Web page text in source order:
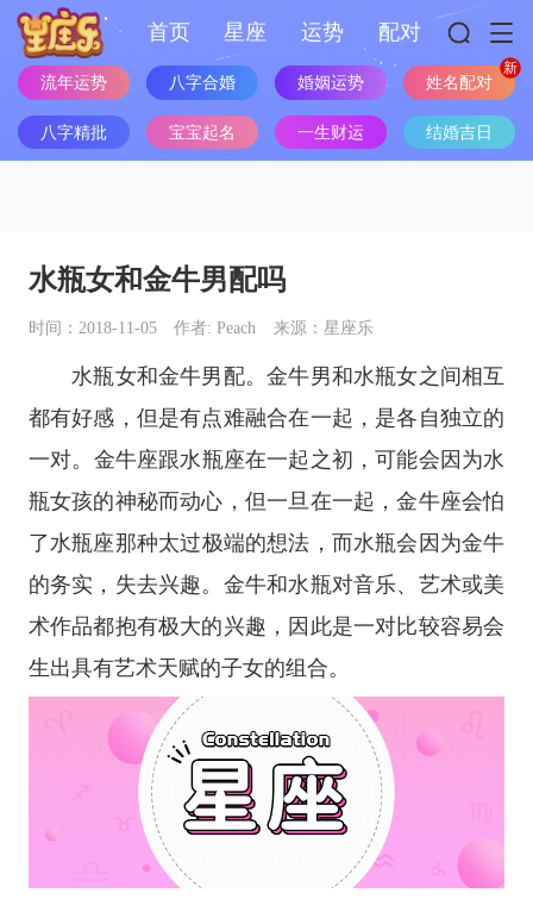
首页 星座 运势 配对
流年运势 八字合婚 婚姻运势 姓名配对
八字精批 宝宝起名 一生财运 结婚吉日
水瓶女和金牛男配吗
时间：2018-11-05 作者: Peach 来源：星座乐
水瓶女和金牛男配。金牛男和水瓶女之间相互
都有好感，但是有点难融合在一起，是各自独立的
一对。 金牛座跟水瓶座在一起之初，可能会因为水
瓶女孩的神秘而动心，但一旦在一起，金牛座会怕
了水瓶座那种太过极端的想法，而水瓶会因为金牛
的务实，失去兴趣。金牛和水瓶对音乐、艺术或美
术作品都抱有极大的兴趣，因此是一对比较容易会
生出具有艺术天赋的子女的组合。